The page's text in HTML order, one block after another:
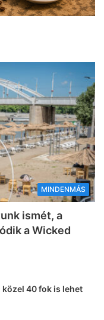
MINDENMÁS
ismét, a
a Wicked
közel 40 fok is lehet